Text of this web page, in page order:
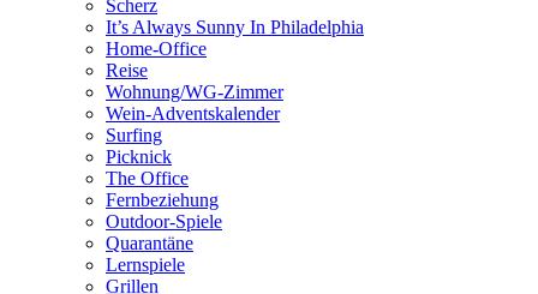
Scherz
It’s Always Sunny In Philadelphia
Home-Office
Reise
Wohnung/WG-Zimmer
Wein-Adventskalender
Surfing
Picknick
The Office
Fernbeziehung
Outdoor-Spiele
Quarantäne
Lernspiele
Grillen